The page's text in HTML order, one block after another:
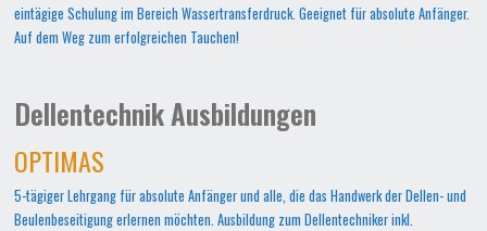
eintägige Schulung im Bereich Wassertransferdruck. Geeignet für absolute Anfänger.
Auf dem Weg zum erfolgreichen Tauchen!
Dellentechnik Ausbildungen
OPTIMAS
5-tägiger Lehrgang für absolute Anfänger und alle, die das Handwerk der Dellen- und
Beulenbeseitigung erlernen möchten. Ausbildung zum Dellentechniker inkl.